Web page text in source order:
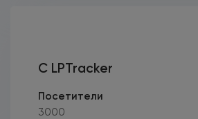
C LPTracker
Посетители
3000